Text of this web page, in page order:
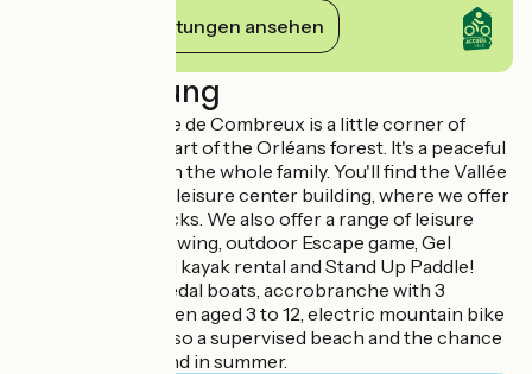
Ihre Verpflichtungen ansehen
Beschreibung
L'étang de la Vallée de Combreux is a little corner of
paradise in the heart of the Orléans forest. It's a peaceful
place to enjoy with the whole family. You'll find the Vallée
Snack Club in the leisure center building, where we offer
a full range of snacks. We also offer a range of leisure
activities: axe throwing, outdoor Escape game, Gel
Blaster, canoe and kayak rental and Stand Up Paddle!
New for 2024: 2 pedal boats, accrobranche with 3
courses for children aged 3 to 12, electric mountain bike
rentals. There's also a supervised beach and the chance
to swim in the pond in summer.